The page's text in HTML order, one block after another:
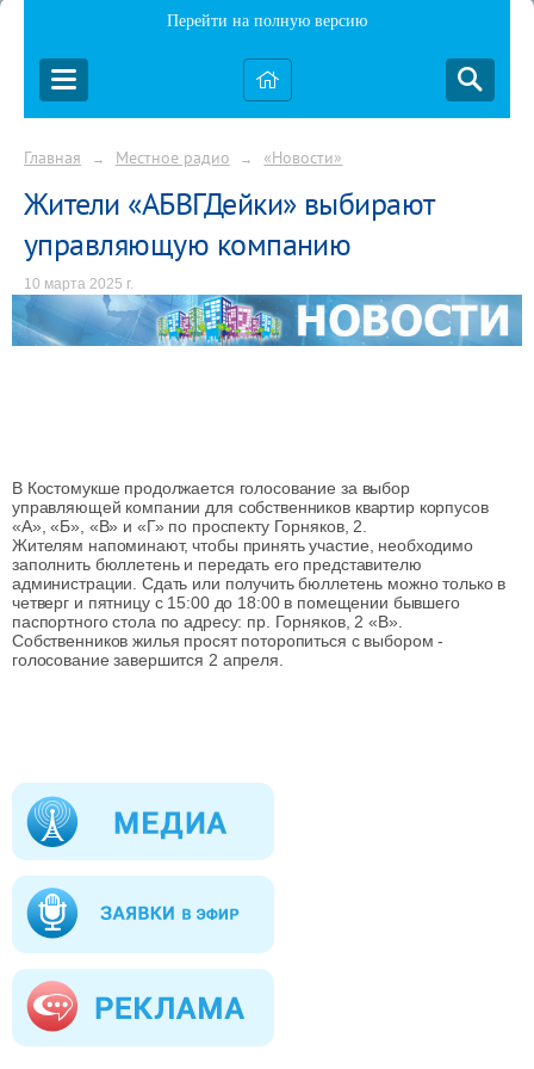
Перейти на полную версию
Главная → Местное радио → «Новости»
Жители «АБВГДейки» выбирают
управляющую компанию
10 марта 2025 г.
В Костомукше продолжается голосование за выбор
управляющей компании для собственников квартир корпусов
«А», «Б», «В» и «Г» по проспекту Горняков, 2.
Жителям напоминают, чтобы принять участие, необходимо
заполнить бюллетень и передать его представителю
администрации. Сдать или получить бюллетень можно только в
четверг и пятницу с 15:00 до 18:00 в помещении бывшего
паспортного стола по адресу: пр. Горняков, 2 «В».
Собственников жилья просят поторопиться с выбором -
голосование завершится 2 апреля.